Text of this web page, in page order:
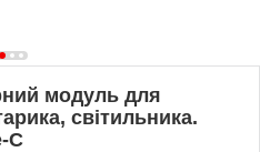
модуль для
світильника.
C